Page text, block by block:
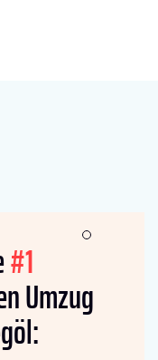
#1
Umzug